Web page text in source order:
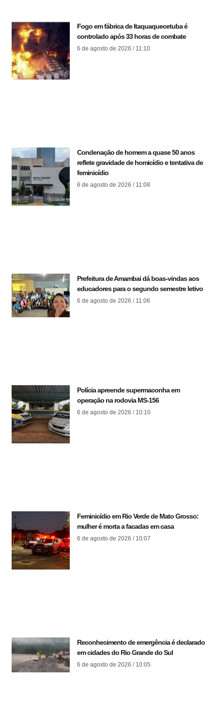
Fogo em fábrica de Itaquaquecetuba é
controlado após 33 horas de combate
6 de agosto de 2026 11:10
Condenação de homem a quase 50 anos
reflete gravidade de homicídio e tentativa de
feminicídio
6 de agosto de 2026 11:08
Prefeitura de Amambai dá boas-vindas aos
educadores para o segundo semestre letivo
6 de agosto de 2026 11:06
Polícia apreende supermaconha em
operação na rodovia MS-156
6 de agosto de 2026 10:10
Feminicídio em Rio Verde de Mato Grosso:
mulher é morta a facadas em casa
6 de agosto de 2026 10:07
Reconhecimento de emergência é declarado
em cidades do Rio Grande do Sul
6 de agosto de 2026 10:05